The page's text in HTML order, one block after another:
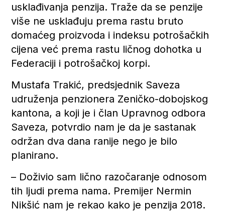
usklađivanja penzija. Traže da se penzije
više ne usklađuju prema rastu bruto
domaćeg proizvoda i indeksu potrošačkih
cijena već prema rastu ličnog dohotka u
Federaciji i potrošačkoj korpi.
Mustafa Trakić, predsjednik Saveza
udruženja penzionera Zeničko-dobojskog
kantona, a koji je i član Upravnog odbora
Saveza, potvrdio nam je da je sastanak
održan dva dana ranije nego je bilo
planirano.
– Doživio sam lično razočaranje odnosom
tih ljudi prema nama. Premijer Nermin
Nikšić nam je rekao kako je penzija 2018.